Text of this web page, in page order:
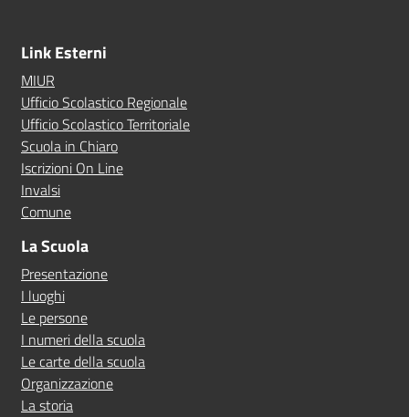
Link Esterni
MIUR
Ufficio Scolastico Regionale
Ufficio Scolastico Territoriale
Scuola in Chiaro
Iscrizioni On Line
Invalsi
Comune
La Scuola
Presentazione
I luoghi
Le persone
I numeri della scuola
Le carte della scuola
Organizzazione
La storia